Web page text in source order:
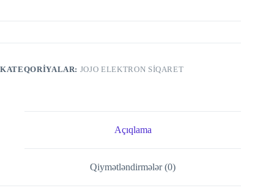
KATEQORIYALAR: JOJO ELEKTRON SIQARET
Açıqlama
Qiymətləndirmələr (0)